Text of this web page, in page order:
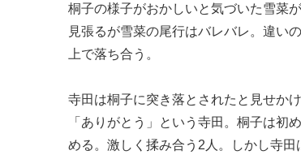
桐子の様子がおかしいと気づいた雪菜
見張るが雪菜の尾行はバレバレ。違い
上で落ち合う。
寺田は桐子に突き落とされたと見せか
「ありがとう」という寺田。桐子は初
める。激しく揉み合う2人。しかし寺